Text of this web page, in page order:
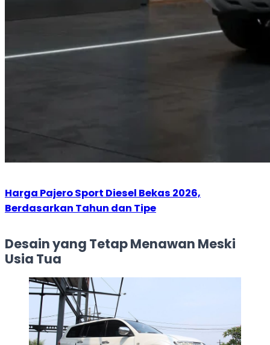
Harga Pajero Sport Diesel Bekas 2026,
Berdasarkan Tahun dan Tipe
Desain yang Tetap Menawan Meski
Usia Tua